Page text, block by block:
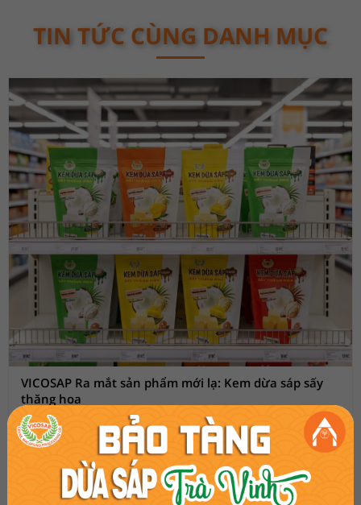
TIN TỨC CÙNG DANH MỤC
VICOSAP Ra mắt sản phẩm mới lạ: Kem dừa sáp sấy
thăng hoa
08:54 AM, 25/09/2025
3128
Ngày 25/09/2025 Công ty TNHH Chế Biến Dừa Sáp Cầu Kè
(VICOSAP) chính thức giới thiệu sản phẩm Kem dừa sáp sấy ra thị
trường. Đây là một sản phẩm mới lạ, độc đáo kết hợp giữa các loại
trái cây đặc sản của Việt Nam và công nghệ sấy thăng hoa tiên tiến